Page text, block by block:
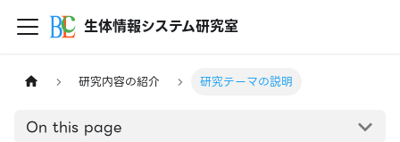
生体情報システム研究室
研究内容の紹介 研究テーマの説明
On this page